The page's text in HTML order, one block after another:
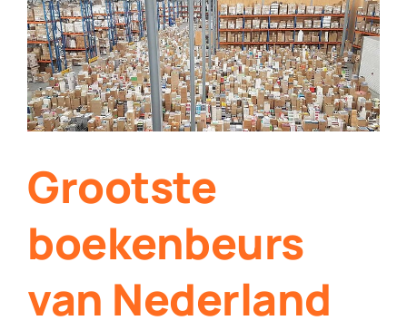
Contact
Plaats je eigen nieuws
Grootste
boekenbeurs
van Nederland